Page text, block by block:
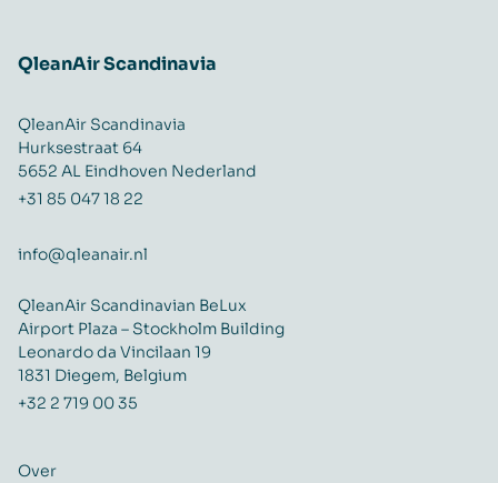
QleanAir Scandinavia
QleanAir Scandinavia
Hurksestraat 64
5652 AL Eindhoven Nederland
+31 85 047 18 22
info@qleanair.nl
QleanAir Scandinavian BeLux
Airport Plaza – Stockholm Building
Leonardo da Vincilaan 19
1831 Diegem, Belgium
+32 2 719 00 35
Over